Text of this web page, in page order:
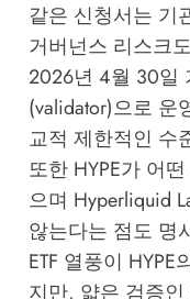
같은 신청서는 기
거버넌스 리스크
2026년 4월 30일
(validator)으로 운
교적 제한적인 수
또한 HYPE가 어
으며 Hyperliquid
않는다는 점도 명
ETF 열풍이
지만, 얇은 검증